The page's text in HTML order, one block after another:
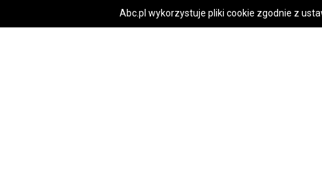
Abc.pl wykorzystuje pliki cookie zgodnie z